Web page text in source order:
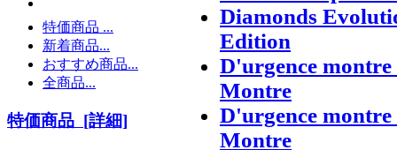
特価商品 ...
新着商品...
おすすめ商品...
全商品...
特価商品 [詳細]
Diamonds
Edition
D'urgence
Montre
D'urgence
Montre